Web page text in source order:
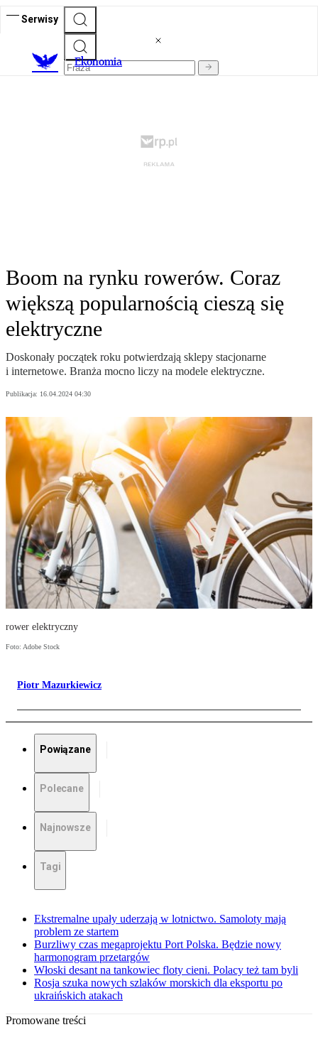
Serwisy
Ekonomia
Boom na rynku rowerów. Coraz
większą popularnością cieszą się
elektryczne
Doskonały początek roku potwierdzają sklepy stacjonarne
i internetowe. Branża mocno liczy na modele elektryczne.
Publikacja: 16.04.2024 04:30
rower elektryczny
Foto: Adobe Stock
Piotr Mazurkiewicz
Powiązane
Polecane
Najnowsze
Tagi
Ekstremalne upały uderzają w lotnictwo. Samoloty mają
problem ze startem
Burzliwy czas megaprojektu Port Polska. Będzie nowy
harmonogram przetargów
Włoski desant na tankowiec floty cieni. Polacy też tam byli
Rosja szuka nowych szlaków morskich dla eksportu po
ukraińskich atakach
Promowane treści